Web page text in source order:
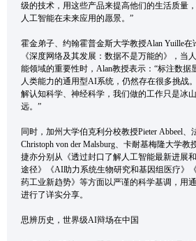
级的技术，用这些产品来提高他们的生活质量
人工智能在未来应用的愿景。”
霍金弟子、约翰霍普金斯大学教授Alan Yuille在
《深度网络及其发展：数据不是万能的》，当
能领域的重要性时，Alan教授表示：“标注数据
人类能力的通用型AI系统，仍然存在很多挑战
解认知科学、神经科学，我们做的工作只是冰
远。”
同时，加州大学伯克利分校教授Pieter Abbeel
Christoph von der Malsburg、卡耐基梅隆大学教
捷亦分别从《透过封口了解人工智能最新进展
途径》《AI助力系统生物研究和基因组医疗》
药工业新趋势》等方面以严谨的科学基调，用
进行了详实分享。
思辨历史，世界级AI辩场在中国